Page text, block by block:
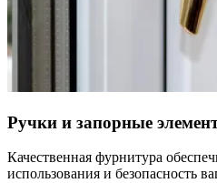
Ручки и запорные
Качественная фурнитура
использования и безопасность